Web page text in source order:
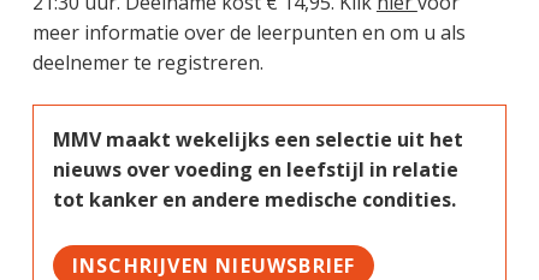
meer informatie over de leerpunten en om u als
deelnemer te registreren.
MMV maakt wekelijks een selectie uit het
nieuws over voeding en leefstijl in relatie
tot kanker en andere medische condities.
INSCHRIJVEN NIEUWSBRIEF